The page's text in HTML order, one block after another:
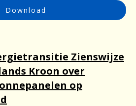
Download
Zienswijze
Kroon over
op